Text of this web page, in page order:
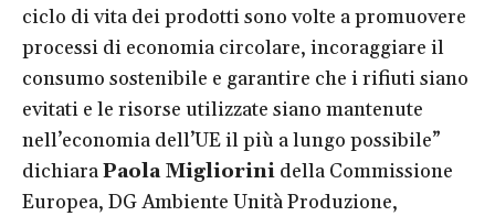
ciclo di vita dei prodotti sono volte a promuovere
processi di economia circolare, incoraggiare il
consumo sostenibile e garantire che i rifiuti siano
evitati e le risorse utilizzate siano mantenute
nell’economia dell’UE il più a lungo possibile”
dichiaraPaola Migliorini della Commissione
Europea, DG Ambiente Unità Produzione,